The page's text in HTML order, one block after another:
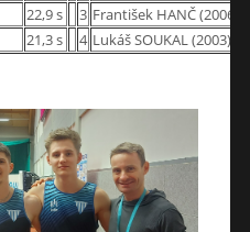
22,9 s 3 František HANČ (2006)
21,3 s 4 Lukáš SOUKAL (2003)